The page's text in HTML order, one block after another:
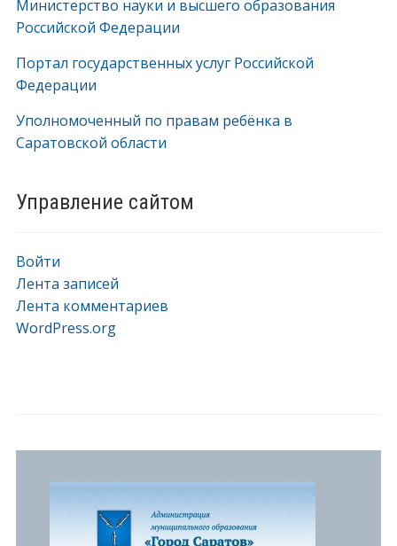
Министерство науки и высшего образования
Российской Федерации
Портал государственных услуг Российской
Федерации
Уполномоченный по правам ребёнка в
Саратовской области
Управление сайтом
Войти
Лента записей
Лента комментариев
WordPress.org